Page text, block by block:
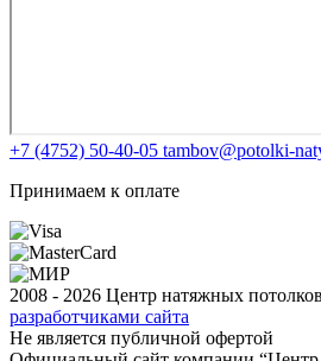
+7 (4752) 50-40-05 tambov@potolki-
Принимаем к оплате
2008 - 2026 Центр натяжных потолков
разработчиками сайта
Не является публичной офертой